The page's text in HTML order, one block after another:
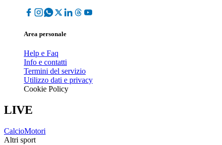
Area personale
Help e Faq
Info e contatti
Termini del servizio
Utilizzo dati e privacy
Cookie Policy
LIVE
CalcioMotori
Altri sport